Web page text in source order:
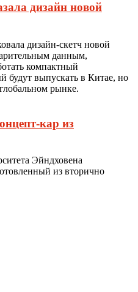
дизайн новой
дизайн-скетч новой
данным,
компактный
будут выпускать в Китае, но
рынке.
кар из
Эйндховена
из вторично